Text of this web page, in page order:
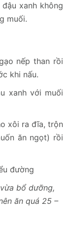
xanh không
muối.
nếp than rồi
khi nấu.
xanh với muối
xôi ra đĩa, trộn
ăn ngọt) rồi
bổ dưỡng,
ăn quá 25 –